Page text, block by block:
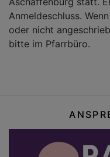
Anmeldeschluss.
oder nicht
bitte im Pfarrbüro.